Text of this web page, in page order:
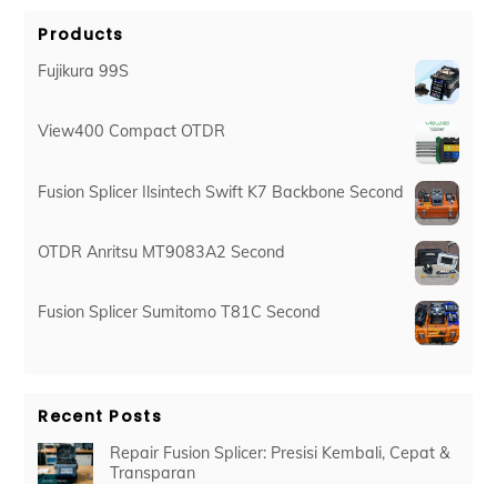
Products
Fujikura 99S
View400 Compact OTDR
Fusion Splicer Ilsintech Swift K7 Backbone Second
OTDR Anritsu MT9083A2 Second
Fusion Splicer Sumitomo T81C Second
Recent Posts
Repair Fusion Splicer: Presisi Kembali, Cepat &
Transparan